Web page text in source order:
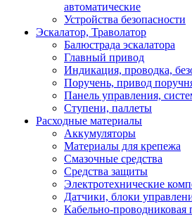
автоматические
Устройства безопасности
Эскалатор, Траволатор
Балюстрада эскалатора
Главный привод
Индикация, проводка,
Поручень, привод
Панель управления,
Ступени, паллеты
Расходные материалы
Аккумуляторы
Материалы для крепежа
Смазочные средства
Средства защиты
Электротехнические
Датчики, блоки
Кабельно-проводниковая